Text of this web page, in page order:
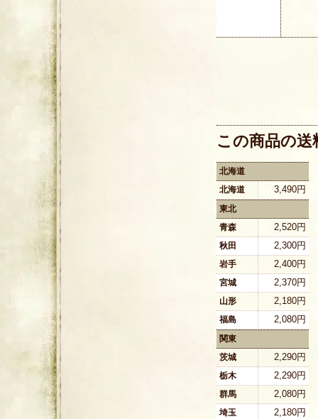
この商品の
北海道
北海道
3,490円
東北
青森
2,520円
秋田 2,300円
岩手 2,400円
宮城 2,370円
山形 2,180円
福島 2,080円
関東
茨城
2,290円
栃木 2,290円
群馬 2,080円
埼玉 2,180円